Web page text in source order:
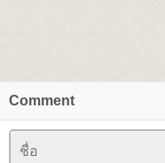
Comment